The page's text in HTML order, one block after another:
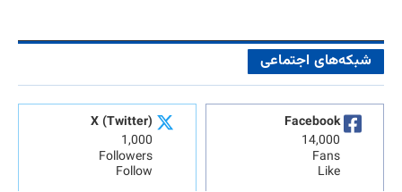
شبکه‌های اجتماعی
Facebook
14,000
Fans
Like
X (Twitter)
1,000
Followers
Follow